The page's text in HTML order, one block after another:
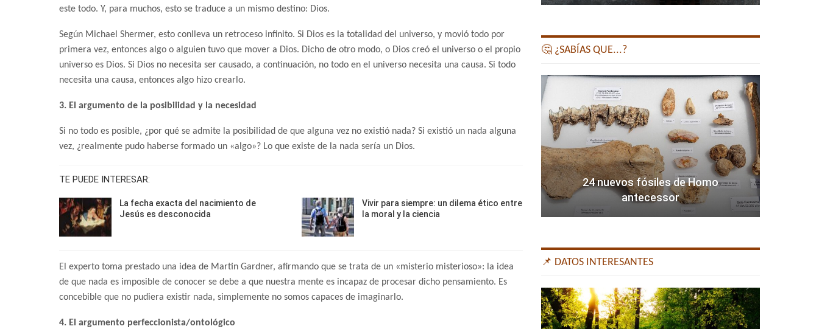
este todo. Y, para muchos, esto se traduce a un mismo destino: Dios.
Según Michael Shermer, esto conlleva un retroceso infinito. Si Dios es la totalidad del universo, y movió todo por
primera vez, entonces algo o alguien tuvo que mover a Dios. Dicho de otro modo, o Dios creó el universo o el propio
universo es Dios. Si Dios no necesita ser causado, a continuación, no todo en el universo necesita una causa. Si todo
necesita una causa, entonces algo hizo crearlo.
3. El argumento de la posibilidad y la necesidad
Si no todo es posible, ¿por qué se admite la posibilidad de que alguna vez no existió nada? Si existió un nada alguna
vez, ¿realmente pudo haberse formado un «algo»? Lo que existe de la nada sería un Dios.
TE PUEDE INTERESAR:
La fecha exacta del nacimiento de
Jesús es desconocida
Vivir para siempre: un dilema ético entre
la moral y la ciencia
El experto toma prestado una idea de Martin Gardner, afirmando que se trata de un «misterio misterioso»: la idea
de que nada es imposible de conocer se debe a que nuestra mente es incapaz de procesar dicho pensamiento. Es
concebible que no pudiera existir nada, simplemente no somos capaces de imaginarlo.
4. El argumento perfeccionista/ontológico
🤔 ¿SABÍAS QUE...?
24 nuevos fósiles de Homo
antecessor
📌 DATOS INTERESANTES